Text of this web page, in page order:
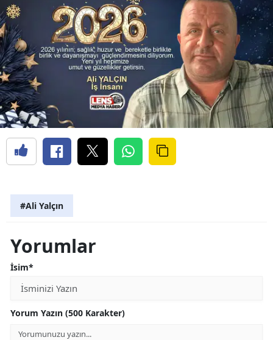
#Ali Yalçın
Yorumlar
İsim*
Yorum Yazın (500 Karakter)